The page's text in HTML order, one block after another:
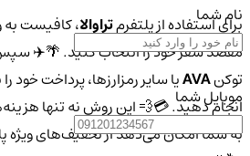
برای استفاده از پلتفرمتراوالا، کافیست به
مقصد سفر خود را انتخاب کنید. 🌴✈️ سپس
توکنAVAیا سایر رمزارزها، پرداخت خود
انجام دهید. 💳💨 این روش نه تنها
به شما امکان می‌دهد از تخفیف‌های ویژه
نام شما
موبایل شما